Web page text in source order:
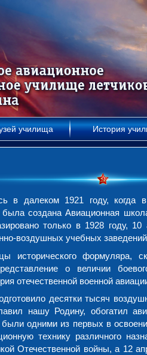
училища История
в далеком 1921 году, когда
создана Авиационная
только в 1928 году,
воздушных учебных
исторического формуляра,
о величии
отечественной военной
десятки тысяч
нашу Родину, обогатил
одними из первых в
технику различного
Отечественной войны, а 12